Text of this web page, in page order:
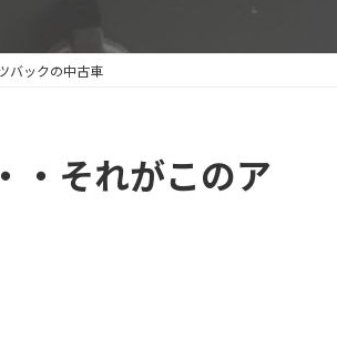
バックの中古車
・それがこのア